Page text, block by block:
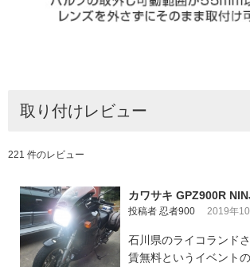
取り付けレビュー
221 件のレビュー
カワサキ GPZ900R
投稿者 忍者900 2019年
石川県のライコランド
賃無料というイベント